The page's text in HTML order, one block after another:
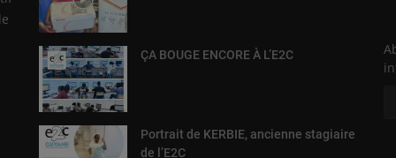
ÇA BOUGE ENCORE À L’E2C
Portrait de KERBIE, ancienne stagiaire
de l’E2C